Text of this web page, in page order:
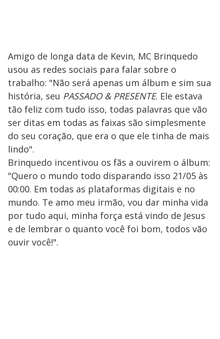
Amigo de longa data de Kevin, MC Brinquedo
usou as redes sociais para falar sobre o
trabalho: "Não será apenas um álbum e sim sua
história, seu PASSADO & PRESENTE. Ele estava
tão feliz com tudo isso, todas palavras que vão
ser ditas em todas as faixas são simplesmente
do seu coração, que era o que ele tinha de mais
lindo".
Brinquedo incentivou os fãs a ouvirem o álbum:
"Quero o mundo todo disparando isso 21/05 às
00:00. Em todas as plataformas digitais e no
mundo. Te amo meu irmão, vou dar minha vida
por tudo aqui, minha força está vindo de Jesus
e de lembrar o quanto você foi bom, todos vão
ouvir você!".